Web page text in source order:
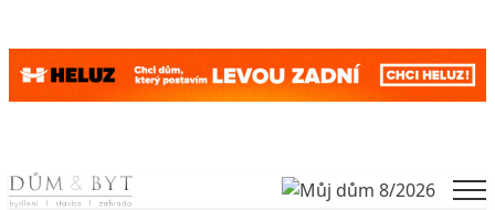
Skip to content